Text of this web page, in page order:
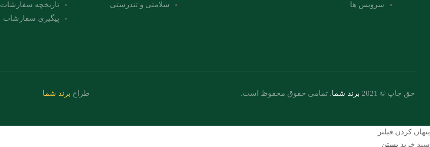
سرویس ها
سلامتی و تندرستی
تاریخچه سفارشات
پیگیری سفارشات
حق چاپ © 2021 برند شما. تمامی حقوق محفوظ است. طراح برند شما
پنهان کردن فیلتر
سبد خرید بستن